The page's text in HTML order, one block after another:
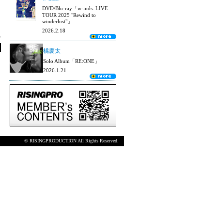
DVD/Blu-ray「w-inds. LIVE
TOUR 2025 "Rewind to
winderlust"」
2026.2.18
橘慶太
Solo Album「RE:ONE」
2026.1.21
© RISINGPRODUCTION All Rights Reserved.